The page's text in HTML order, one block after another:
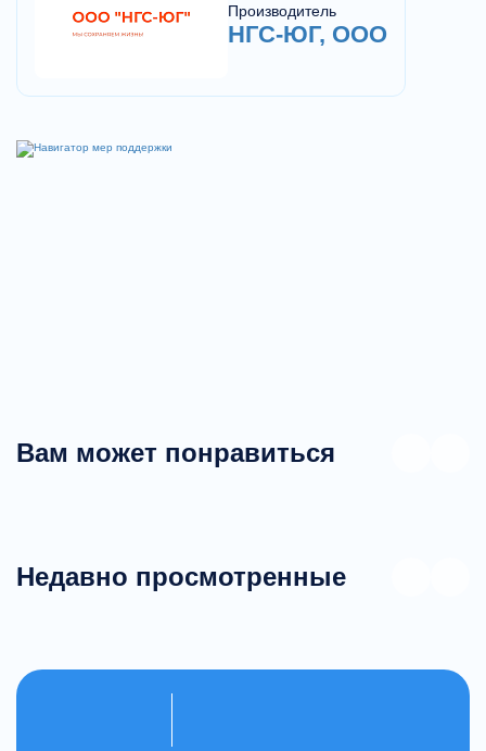
Производитель
НГС-ЮГ, ООО
Вам может понравиться
Недавно просмотренные